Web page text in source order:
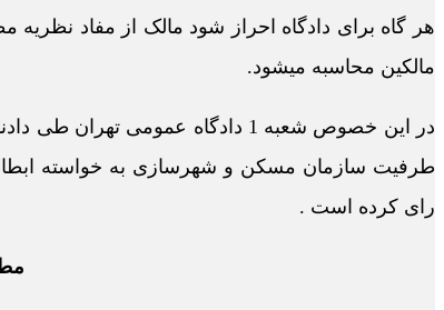
هر گاه برای دادگاه احراز شود مالک از مفاد
مالکین محاسبه میشود.
رای کرده است .